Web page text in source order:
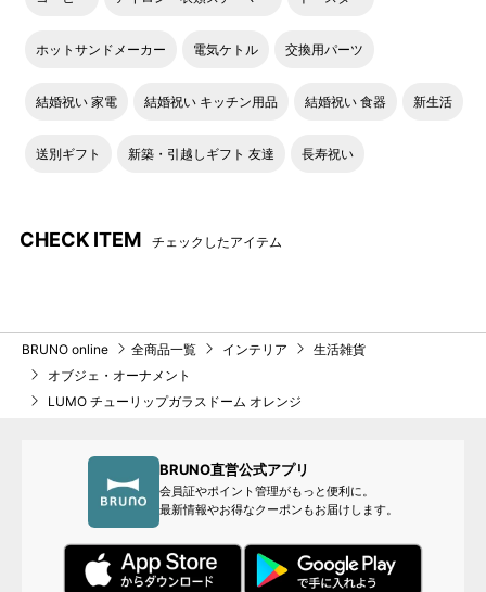
ホットサンドメーカー 電気ケトル 交換用パーツ
結婚祝い 家電 結婚祝い キッチン用品 結婚祝い 食器 新生活
送別ギフト 新築・引越しギフト 友達 長寿祝い
CHECK ITEM チェックしたアイテム
BRUNO online 全商品一覧 インテリア
生活雑貨
オブジェ・オーナメント
LUMO チューリップガラスドーム オレンジ
BRUNO直営公式アプリ
会員証やポイント管理がもっと便利に。
最新情報やお得なクーポンもお届けします。